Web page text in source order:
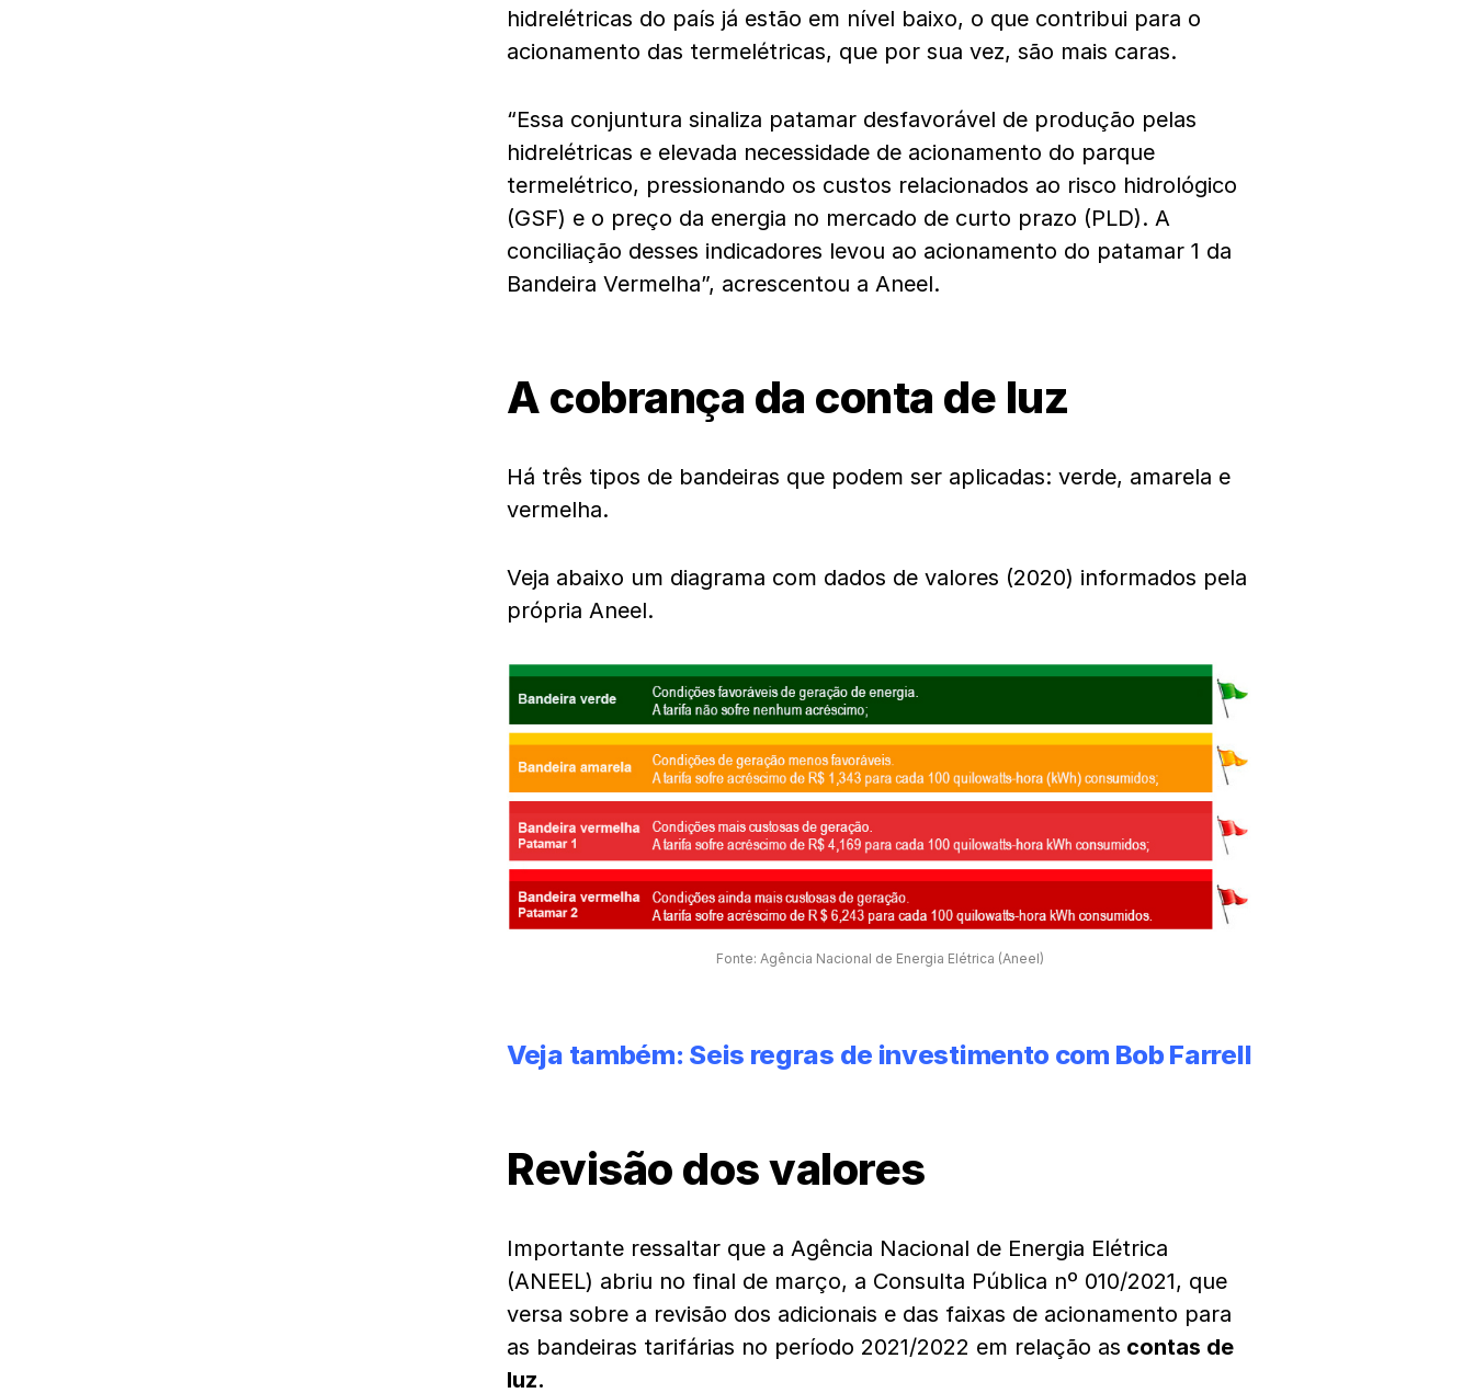
hidrelétricas do país já estão em nível baixo, o que contribui para o
acionamento das termelétricas, que por sua vez, são mais caras.
“Essa conjuntura sinaliza patamar desfavorável de produção pelas
hidrelétricas e elevada necessidade de acionamento do parque
termelétrico, pressionando os custos relacionados ao risco hidrológico
(GSF) e o preço da energia no mercado de curto prazo (PLD). A
conciliação desses indicadores levou ao acionamento do patamar 1 da
Bandeira Vermelha”, acrescentou a Aneel.
A cobrança da conta de luz
Há três tipos de bandeiras que podem ser aplicadas: verde, amarela e
vermelha.
Veja abaixo um diagrama com dados de valores (2020) informados pela
própria Aneel.
Fonte: Agência Nacional de Energia Elétrica (Aneel)
Veja também: Seis regras de investimento com Bob Farrell
Revisão dos valores
Importante ressaltar que a Agência Nacional de Energia Elétrica
(ANEEL) abriu no final de março, a Consulta Pública nº 010/2021, que
versa sobre a revisão dos adicionais e das faixas de acionamento para
as bandeiras tarifárias no período 2021/2022 em relação as contas de
luz.